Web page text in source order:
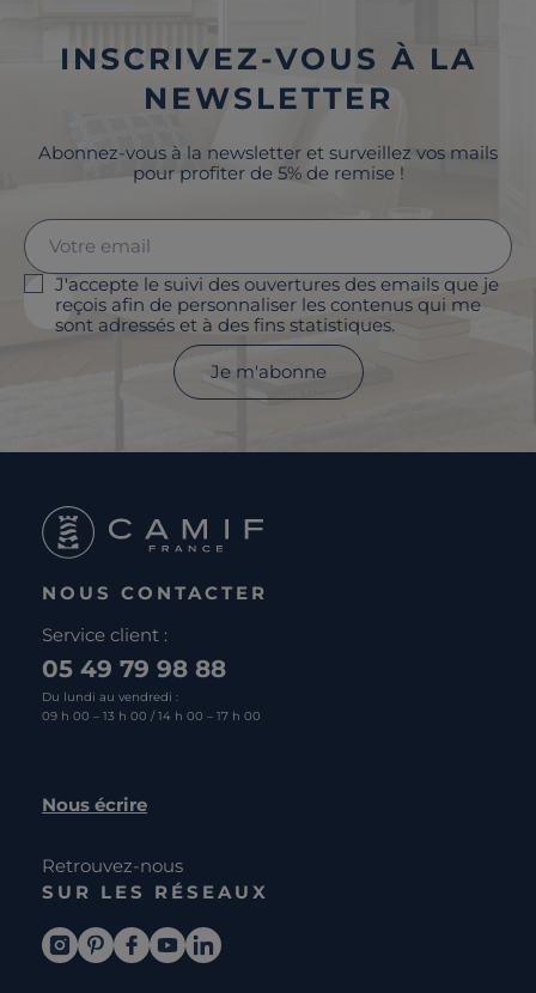
INSCRIVEZ-VOUS À LA
NEWSLETTER
Abonnez-vous à la newsletter et surveillez vos mails
pour profiter de 5% de remise !
J'accepte le suivi des ouvertures des emails que je
reçois afin de personnaliser les contenus qui me
sont adressés et à des fins statistiques.
Je m'abonne
NOUS CONTACTER
Service client :
05 49 79 98 88
Du lundi au vendredi :
09 h 00 – 13 h 00 / 14 h 00 – 17 h 00
Nous écrire
Retrouvez-nous
SUR LES RÉSEAUX